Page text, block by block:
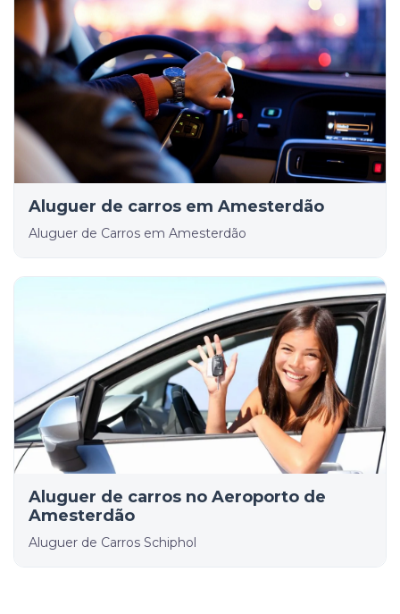
Aluguer de carros em Amesterdão
Aluguer de Carros em Amesterdão
Aluguer de carros no Aeroporto de
Amesterdão
Aluguer de Carros Schiphol